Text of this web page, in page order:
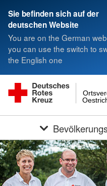
Sie befinden sich auf der
deutschen Website
You are on the German
you can use the switch to
the English one